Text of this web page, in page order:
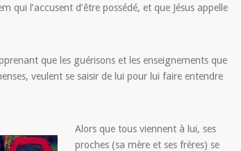
qui l’accusent d’être possédé, et que Jésus appelle
que les guérisons et les enseignements que
veulent se saisir de lui pour lui faire entendre
Alors que tous viennent à lui, ses
proches (sa mère et ses frères) se